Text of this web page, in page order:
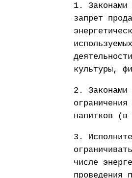
1. Законами
запрет
культуры,
2. Законами
напитков (в
3.
числе
проведения